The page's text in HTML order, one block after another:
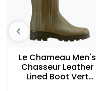
Le Chameau Men's
Chasseur Leather
Lined Boot Vert